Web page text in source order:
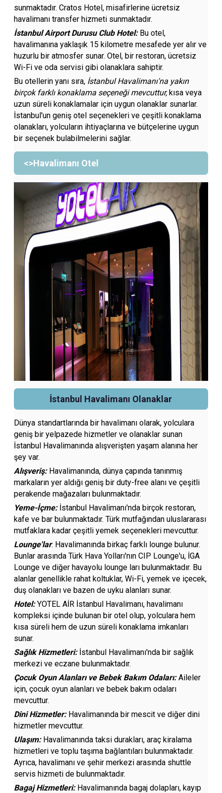
sunmaktadır. Cratos Hotel, misafirlerine ücretsiz
havalimanı transfer hizmeti sunmaktadır.
İstanbul Airport Durusu Club Hotel:Bu otel,
havalimanına yaklaşık 15 kilometre mesafede yer alır ve
huzurlu bir atmosfer sunar. Otel, bir restoran, ücretsiz
Wi-Fi ve oda servisi gibi olanaklara sahiptir.
Bu otellerin yanı sıra, İstanbul Havalimanı'na yakın
birçok farklı konaklama seçeneği mevcuttur,kısa veya
uzun süreli konaklamalar için uygun olanaklar sunarlar.
İstanbul'un geniş otel seçenekleri ve çeşitli konaklama
olanakları, yolcuların ihtiyaçlarına ve bütçelerine uygun
bir seçenek bulabilmelerini sağlar.
<>Havalimanı Otel
İstanbul Havalimanı Olanaklar
Dünya standartlarında bir havalimanı olarak, yolculara
geniş bir yelpazede hizmetler ve olanaklar sunan
İstanbul Havalimanında alışverişten yaşam alanına her
şey var.
Alışveriş:Havalimanında, dünya çapında tanınmış
markaların yer aldığı geniş bir duty-free alanı ve çeşitli
perakende mağazaları bulunmaktadır.
Yeme-İçme: İstanbul Havalimanı'nda birçok restoran,
kafe ve bar bulunmaktadır. Türk mutfağından uluslararası
mutfaklara kadar çeşitli yemek seçenekleri mevcuttur.
Lounge'lar: Havalimanında birkaç farklı lounge bulunur.
Bunlar arasında Türk Hava Yolları'nın CIP Lounge'u, İGA
Lounge ve diğer havayolu lounge ları bulunmaktadır. Bu
alanlar genellikle rahat koltuklar, Wi-Fi, yemek ve içecek,
duş olanakları ve bazen de uyku alanları sunar.
Hotel:YOTEL AİR İstanbul Havalimanı, havalimanı
kompleksi içinde bulunan bir otel olup, yolculara hem
kısa süreli hem de uzun süreli konaklama imkanları
sunar.
Sağlık Hizmetleri: İstanbul Havalimanı'nda bir sağlık
merkezi ve eczane bulunmaktadır.
Çocuk Oyun Alanları ve Bebek Bakım Odaları:Aileler
için, çocuk oyun alanları ve bebek bakım odaları
mevcuttur.
Dini Hizmetler:Havalimanında bir mescit ve diğer dini
hizmetler mevcuttur.
Ulaşım:Havalimanında taksi durakları, araç kiralama
hizmetleri ve toplu taşıma bağlantıları bulunmaktadır.
Ayrıca, havalimanı ve şehir merkezi arasında shuttle
servis hizmeti de bulunmaktadır.
Bagaj Hizmetleri: Havalimanında bagaj dolapları, kayıp